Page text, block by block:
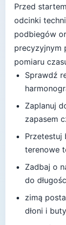
Przed
odcinki
podbiegów
precyzyjnym
pomiaru
Sprawdź
Zaplanuj
zapasem
Przetestuj
terenowe
Zadbaj o
do
zimą
dłoni i